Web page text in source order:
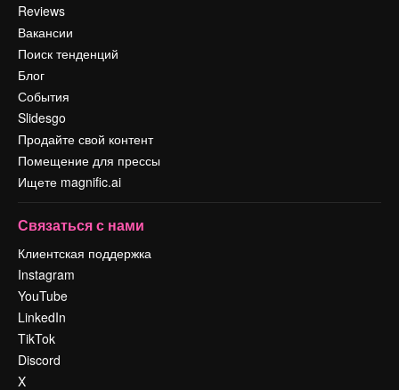
Reviews
Вакансии
Поиск тенденций
Блог
События
Slidesgo
Продайте свой контент
Помещение для прессы
Ищете magnific.ai
Связаться с нами
Клиентская поддержка
Instagram
YouTube
LinkedIn
TikTok
Discord
X